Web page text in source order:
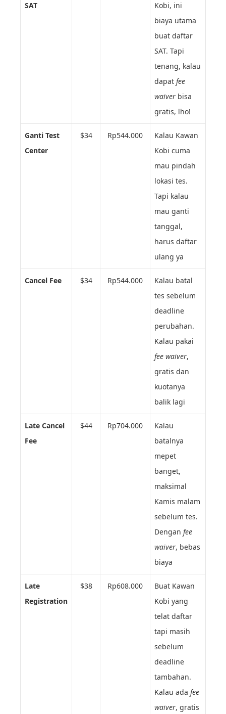
SAT
Kobi, ini
biaya utama
buat daftar
SAT. Tapi
tenang, kalau
dapat fee
waiver bisa
gratis, lho!
Ganti Test
Center
$34 Rp544.000
Kalau Kawan
Kobi cuma
mau pindah
lokasi tes.
Tapi kalau
mau ganti
tanggal,
harus daftar
ulang ya
Cancel Fee $34 Rp544.000
Kalau batal
tes sebelum
deadline
perubahan.
Kalau pakai
fee waiver,
gratis dan
kuotanya
balik lagi
Late Cancel
Fee
$44 Rp704.000
Kalau
batalnya
mepet
banget,
maksimal
Kamis malam
sebelum tes.
Dengan fee
waiver, bebas
biaya
Late
Registration
$38 Rp608.000
Buat Kawan
Kobi yang
telat daftar
tapi masih
sebelum
deadline
tambahan.
Kalau ada fee
waiver, gratis